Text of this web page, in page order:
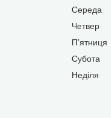
Середа
Четвер
Пʼятниця
Субота
Неділя